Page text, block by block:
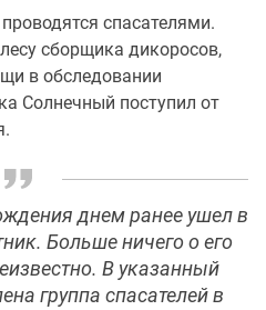
проводятся спасателями.
сборщика дикоросов,
в обследовании
Солнечный поступил от
днем ранее ушел в
Больше ничего о его
В указанный
группа спасателей в